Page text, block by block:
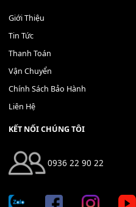
400,000₫
THÊM VÀO GIỎ HÀNG